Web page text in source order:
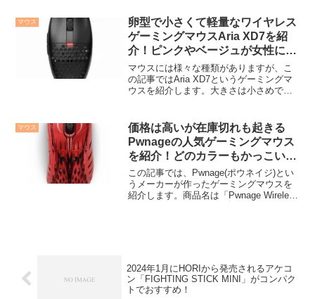
リングレート対応・Pixartセン...
マウス
卵型で小さくて軽量なワイヤレス
ゲーミングマウスAria XD7を紹
介！ピンクやベージュが女性にも
おすすめ！
マウスには様々な種類がありますが、こ
の記事ではAria XD7というゲーミングマ
ウスを紹介します。大きさは小さめで、
なっています。購入はこちらから →
Amazon、楽...
マウス
価格は高いが在庫切れも起きる
Pwnageの人気ゲーミングマウス
を紹介！どのカラーもかっこい
い！
この記事では、Pwnage(ポウネイジ)とい
うメーカーが作ったゲーミングマウスを
紹介します。商品名は「Pwnage Wireless
2024年1月にHORIから発売されるアケコ
ン「FIGHTING STICK MINI」がコンパク
トでおすすめ！